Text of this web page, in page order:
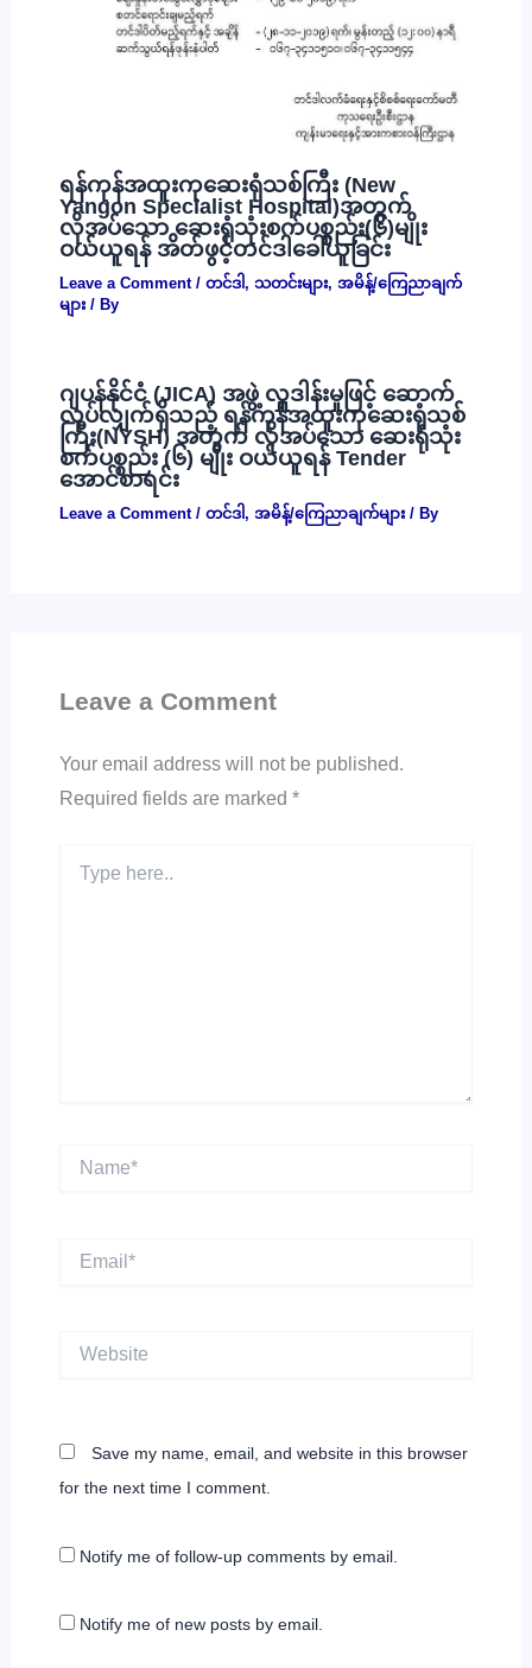
ရန်ကုန်အထူးကုဆေးရုံသစ်ကြီး (New
Yangon Specialist Hospital)အတွက်
လိုအပ်သော ဆေးရုံသုံးစက်ပစ္စည်း(၆)မျိုး
ဝယ်ယူရန် အိတ်ဖွင့်တင်ဒါခေါ်ယူခြင်း
Leave a Comment / တင်ဒါ , သတင်းများ, အမိန့်/ကြေညာချက်
များ/ By
ဂျပန်နိုင်ငံ (JICA) အဖွဲ့ လှူဒါန်းမှုဖြင့် ဆောက်
လုပ်လျှက်ရှိသည့် ရန်ကုန်အထူးကုဆေးရုံသစ်
ကြီး(NYSH) အတွက် လိုအပ်သော ဆေးရုံသုံး
စက်ပစ္စည်း (၆) မျိုး ဝယ်ယူရန် Tender
အောင်စာရင်း
Leave a Comment / တင်ဒါ , အမိန့်/ကြေညာချက်များ/ By
Leave a Comment
Your email address will not be published.
Required fields are marked *
here..
Website
Save my name, email, and website in this browser
for the next time I comment.
Notify me of follow-up comments by email.
Notify me of new posts by email.